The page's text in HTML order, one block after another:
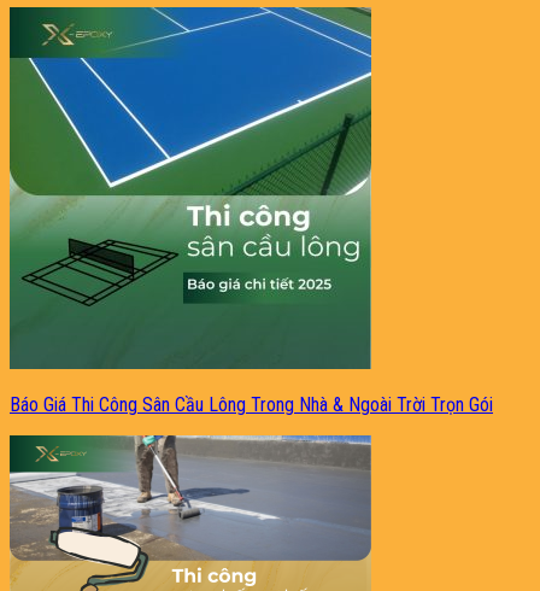
Báo Giá Thi Công Sân Cầu Lông Trong Nhà & Ngoài Trời Trọn Gói